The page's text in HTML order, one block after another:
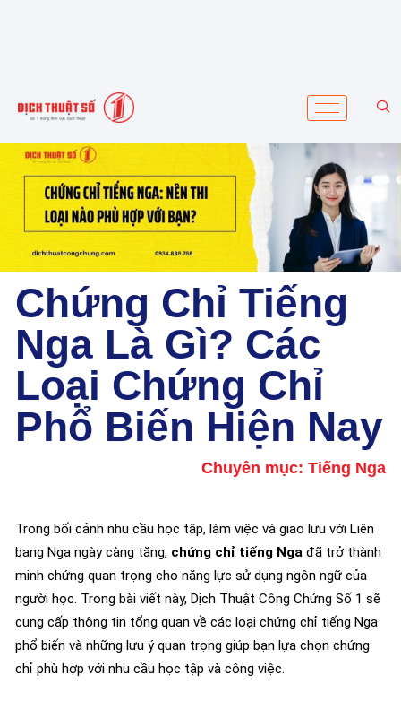
Chứng Chỉ Tiếng
Nga Là Gì? Các
Loại Chứng Chỉ
Phổ Biến Hiện Nay
Chuyên mục: Tiếng Nga
Trong bối cảnh nhu cầu học tập, làm việc và giao lưu với Liên
bang Nga ngày càng tăng, chứng chỉ tiếng Nga đã trở thành
minh chứng quan trọng cho năng lực sử dụng ngôn ngữ của
người học. Trong bài viết này, Dịch Thuật Công Chứng Số 1 sẽ
cung cấp thông tin tổng quan về các loại chứng chỉ tiếng Nga
phổ biến và những lưu ý quan trọng giúp bạn lựa chọn chứng
chỉ phù hợp với nhu cầu học tập và công việc.